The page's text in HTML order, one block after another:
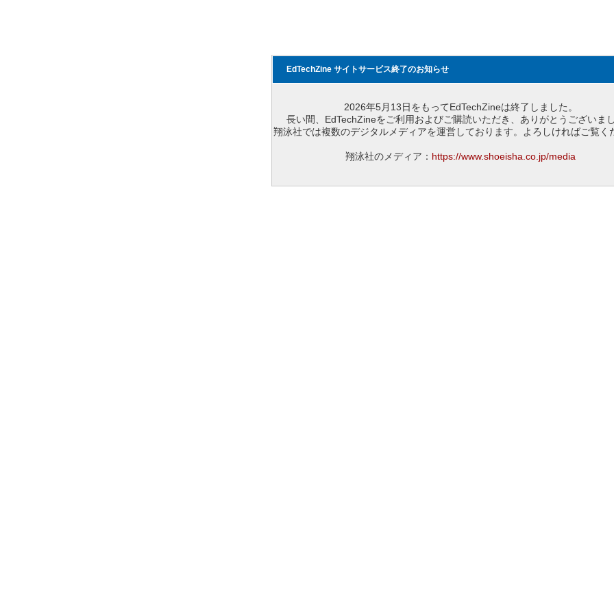
EdTechZine サイトサービス終了のお知らせ
2026年5月13日をもってEdTechZineは終了しました。
長い間、EdTechZineをご利用およびご購読いただき、ありがとうございまし
翔泳社では複数のデジタルメディアを運営しております。よろしければご覧く
翔泳社のメディア： https://www.shoeisha.co.jp/media